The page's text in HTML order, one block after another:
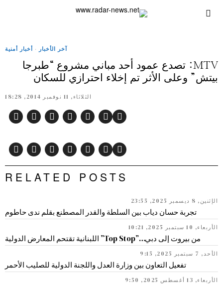
آخر الأخبار · أخبار أمنية
MTV: تصدع عمود أحد مباني مشروع “طبرجا
بيتش” وعلى الأثر تم إخلاء احترازي للسكان
الثلاثاء, 11 نوفمبر 2014, 18:28
RELATED POSTS
الإثنين, 8 ديسمبر 2025, 23:55
تجربة حسان دياب بين السلطة والقدر المصطنع بقلم ندى حاطوم
الأربعاء, 10 سبتمبر 2025, 10:21
من بيروت إلى دبي…”Top Stop” اللبنانية تقتحم المعارض الدولية
الأحد, 7 سبتمبر 2025, 9:15
تفعيل التعاون بين وزارة العدل واللجنة الدولية للصليب الأحمر
الأربعاء, 13 أغسطس 2025, 9:50